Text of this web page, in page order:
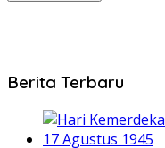
Berita Terbaru